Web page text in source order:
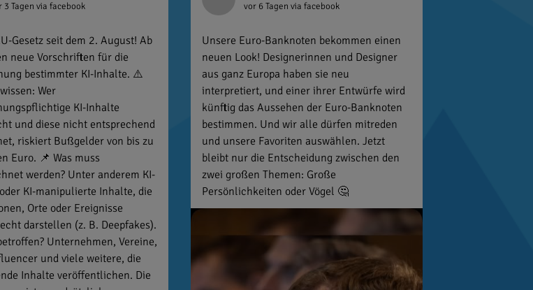
3 Tagen via facebook
Gesetz seit dem 2. August! Ab
neue Vorschriften für die
bestimmter KI-Inhalte. ⚠️
Wer
KI-Inhalte
und diese nicht entsprechend
riskiert Bußgelder von bis zu
Euro. 📌 Was muss
werden? Unter anderem KI-
KI-manipulierte Inhalte, die
Orte oder Ereignisse
darstellen (z. B. Deepfakes).
Unternehmen, Vereine,
und viele weitere, die
Inhalte veröffentlichen. Die
vor 6 Tagen via facebook
Unsere Euro-Banknoten bekommen einen
neuen Look! Designerinnen und Designer
aus ganz Europa haben sie neu
interpretiert, und einer ihrer Entwürfe wird
künftig das Aussehen der Euro-Banknoten
bestimmen. Und wir alle dürfen mitreden
und unsere Favoriten auswählen. Jetzt
bleibt nur die Entscheidung zwischen den
zwei großen Themen: Große
Persönlichkeiten oder Vögel 🤔